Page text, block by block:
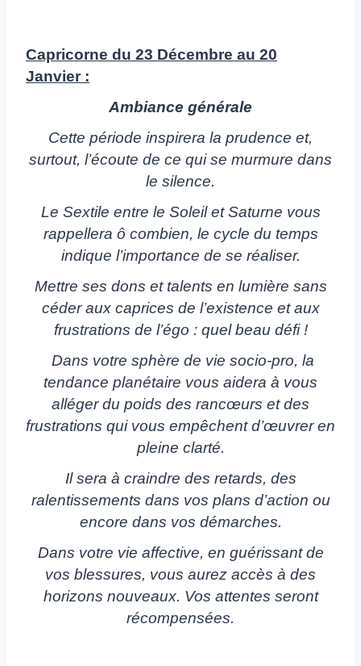
Capricorne du 23 Décembre au 20
Janvier :
Ambiance générale
Cette période inspirera la prudence et,
surtout, l’écoute de ce qui se murmure dans
le silence.
Le Sextile entre le Soleil et Saturne vous
rappellera ô combien, le cycle du temps
indique l’importance de se réaliser.
Mettre ses dons et talents en lumière sans
céder aux caprices de l’existence et aux
frustrations de l’égo : quel beau défi !
Dans votre sphère de vie socio-pro, la
tendance planétaire vous aidera à vous
alléger du poids des rancœurs et des
frustrations qui vous empêchent d’œuvrer en
pleine clarté.
Il sera à craindre des retards, des
ralentissements dans vos plans d’action ou
encore dans vos démarches.
Dans votre vie affective, en guérissant de
vos blessures, vous aurez accès à des
horizons nouveaux. Vos attentes seront
récompensées.